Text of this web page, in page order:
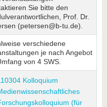
Sie bitte den
Prof. Dr.
(petersen@b-tu.de).
verschiedene
je nach Angebot
von 4 SWS.
Kolloquium
(für